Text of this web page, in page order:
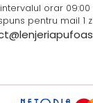
orar
pentru mail 1